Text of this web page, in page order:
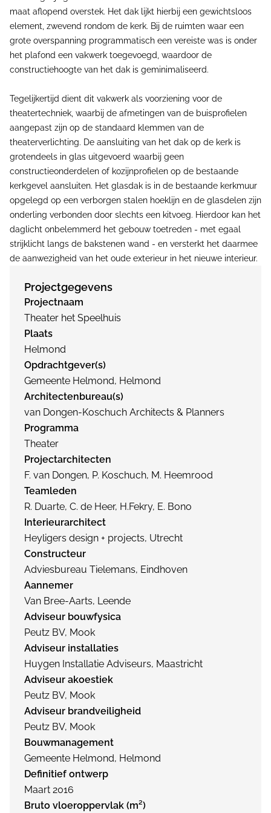
maat aflopend overstek. Het dak lijkt hierbij een gewichtsloos
element, zwevend rondom de kerk. Bij de ruimten waar een
grote overspanning programmatisch een vereiste was is onder
het plafond een vakwerk toegevoegd, waardoor de
constructiehoogte van het dak is geminimaliseerd.
Tegelijkertijd dient dit vakwerk als voorziening voor de
theatertechniek, waarbij de afmetingen van de buisprofielen
aangepast zijn op de standaard klemmen van de
theaterverlichting. De aansluiting van het dak op de kerk is
grotendeels in glas uitgevoerd waarbij geen
constructieonderdelen of kozijnprofielen op de bestaande
kerkgevel aansluiten. Het glasdak is in de bestaande kerkmuur
opgelegd op een verborgen stalen hoeklijn en de glasdelen zijn
onderling verbonden door slechts een kitvoeg. Hierdoor kan het
daglicht onbelemmerd het gebouw toetreden - met egaal
strijklicht langs de bakstenen wand - en versterkt het daarmee
de aanwezigheid van het oude exterieur in het nieuwe interieur.
Projectgegevens
Projectnaam
Theater het Speelhuis
Plaats
Helmond
Opdrachtgever(s)
Gemeente Helmond, Helmond
Architectenbureau(s)
van Dongen-Koschuch Architects & Planners
Programma
Theater
Projectarchitecten
F. van Dongen, P. Koschuch, M. Heemrood
Teamleden
R. Duarte, C. de Heer, H.Fekry, E. Bono
Interieurarchitect
Heyligers design + projects, Utrecht
Constructeur
Adviesbureau Tielemans, Eindhoven
Aannemer
Van Bree-Aarts, Leende
Adviseur bouwfysica
Peutz BV, Mook
Adviseur installaties
Huygen Installatie Adviseurs, Maastricht
Adviseur akoestiek
Peutz BV, Mook
Adviseur brandveiligheid
Peutz BV, Mook
Bouwmanagement
Gemeente Helmond, Helmond
Definitief ontwerp
Maart 2016
Bruto vloeroppervlak (m²)